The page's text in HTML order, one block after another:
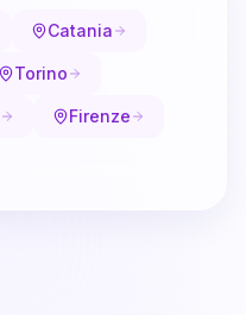
Catania
Torino
Firenze